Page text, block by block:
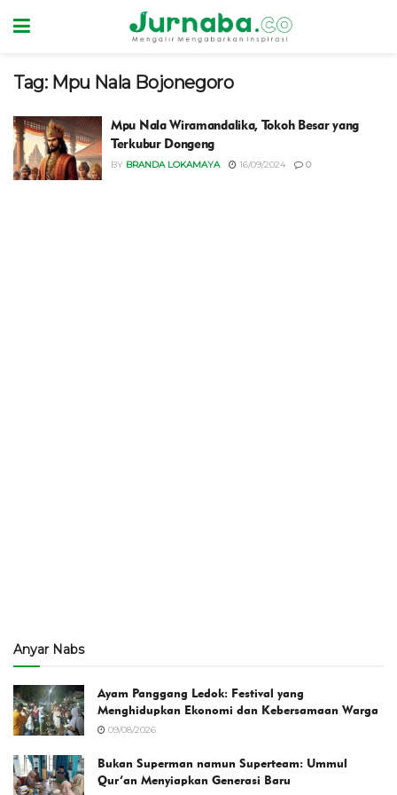
Tag: Mpu Nala Bojonegoro
Mpu Nala Wiramandalika, Tokoh Besar yang
Terkubur Dongeng
BY BRANDA LOKAMAYA 16/09/2024 0
Anyar Nabs
Ayam Panggang Ledok: Festival yang
Menghidupkan Ekonomi dan Kebersamaan Warga
09/08/2026
Bukan Superman namun Superteam: Ummul
Qur’an Menyiapkan Generasi Baru